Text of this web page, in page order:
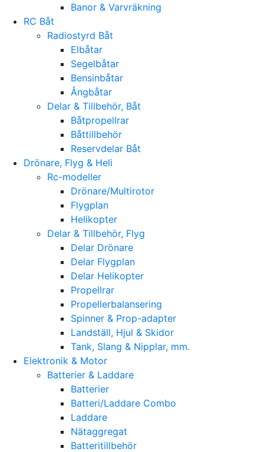
Banor & Varvräkning
RC Båt
Radiostyrd Båt
Elbåtar
Segelbåtar
Bensinbåtar
Ångbåtar
Delar & Tillbehör, Båt
Båtpropellrar
Båttillbehör
Reservdelar Båt
Drönare, Flyg & Heli
Rc-modeller
Drönare/Multirotor
Flygplan
Helikopter
Delar & Tillbehör, Flyg
Delar Drönare
Delar Flygplan
Delar Helikopter
Propellrar
Propellerbalansering
Spinner & Prop-adapter
Landställ, Hjul & Skidor
Tank, Slang & Nipplar, mm.
Elektronik & Motor
Batterier & Laddare
Batterier
Batteri/Laddare Combo
Laddare
Nätaggregat
Batteritillbehör